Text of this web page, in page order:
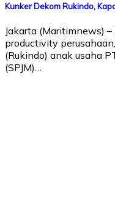
Kunker Dekom Rukindo,
Jakarta (Maritimnews)
productivity
(Rukindo) anak usaha
(SPJM)…